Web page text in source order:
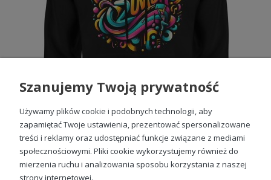
Zumba Męska bluza z kapturem
99,88 zł
Szanujemy Twoją prywatność
Używamy plików cookie i podobnych technologii, aby
zapamiętać Twoje ustawienia, prezentować spersonalizowane
treści i reklamy oraz udostępniać funkcje związane z mediami
społecznościowymi. Pliki cookie wykorzystujemy również do
mierzenia ruchu i analizowania sposobu korzystania z naszej
strony internetowej.